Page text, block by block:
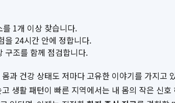
1개 이상 찾습니다.
을 24시간 안에 정합니다.
구조를 함께 점검합니다.
과 건강 상태도 저마다 고유한 이야기를 가지
생활 패턴이 빠른 지역에서는 내 몸의 작은 신